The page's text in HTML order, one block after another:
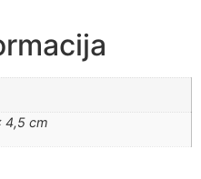
4,5 cm